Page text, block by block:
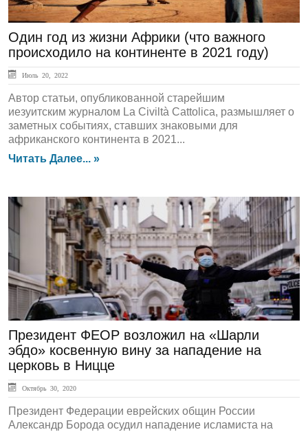
Один год из жизни Африки (что важного
происходило на континенте в 2021 году)
Июль 20, 2022
Автор статьи, опубликованной старейшим
иезуитским журналом La Civiltà Cattolica, размышляет о
заметных событиях, ставших знаковыми для
африканского континента в 2021...
Читать Далее... »
ЛЕНТА НОВОСТЕЙ
Президент ФЕОР возложил на «Шарли
эбдо» косвенную вину за нападение на
церковь в Ницце
Октябрь 30, 2020
Президент Федерации еврейских общин России
Александр Борода осудил нападение исламиста на